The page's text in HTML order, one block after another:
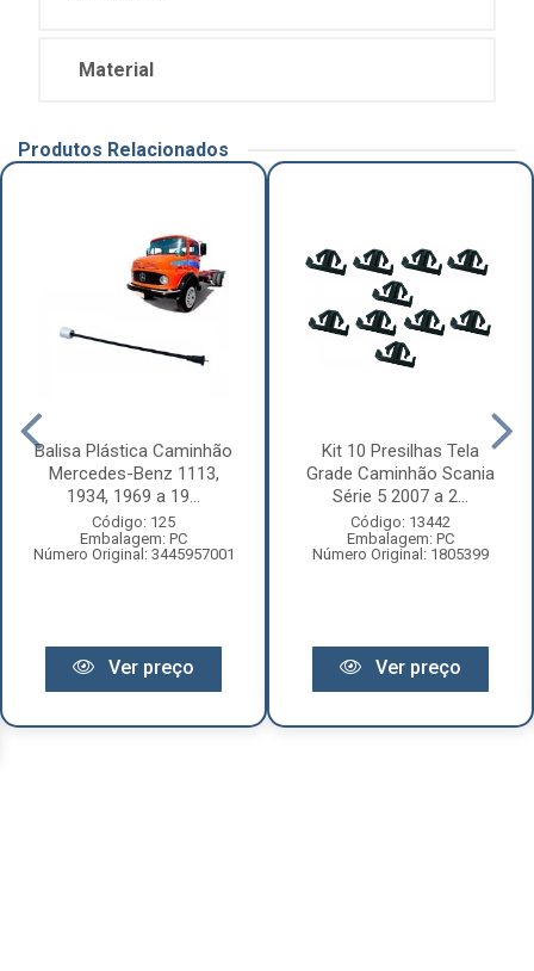
Material
Produtos Relacionados
Balisa Plástica Caminhão
Mercedes-Benz 1113,
1934, 1969 a 19...
Código: 125
Embalagem: PC
Número Original: 3445957001
Ver preço
Kit 10 Presilhas Tela
Grade Caminhão Scania
Série 5 2007 a 2...
Código: 13442
Embalagem: PC
Número Original: 1805399
Ver preço